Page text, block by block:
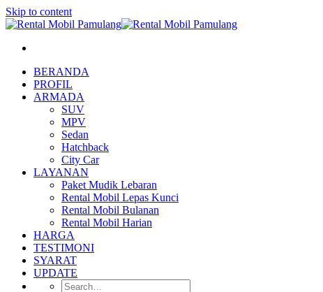
Skip to content
BERANDA
PROFIL
ARMADA
SUV
MPV
Sedan
Hatchback
City Car
LAYANAN
Paket Mudik Lebaran
Rental Mobil Lepas Kunci
Rental Mobil Bulanan
Rental Mobil Harian
HARGA
TESTIMONI
SYARAT
UPDATE